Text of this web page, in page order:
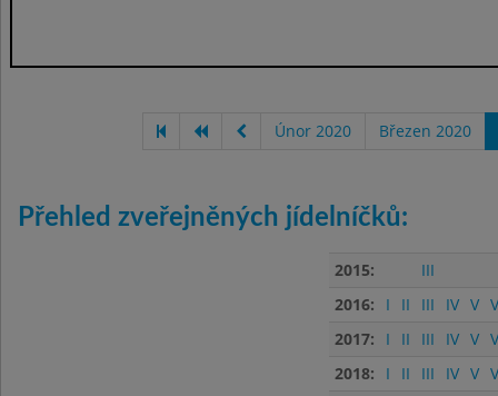
Únor 2020 Březen 2020
Přehled zveřejněných jídelníčků:
2015:
III
2016:
I II III IV V
2017:
I II III IV V
2018:
I II III IV V